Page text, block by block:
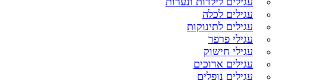
עגילים לכלה
עגילים לתינוקות
עגילי פרפר
עגילי חישוק
עגילים ארוכים
עגילים נופלים